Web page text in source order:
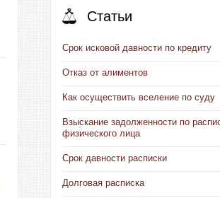
Статьи
Срок исковой давности по кредиту
Отказ от алиментов
Как осуществить вселение по суду
Взыскание задолженности по
физического лица
Срок давности расписки
Долговая расписка